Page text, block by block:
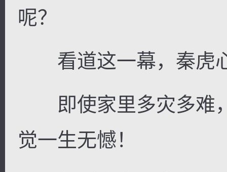
呢？
看道这一幕，秦虎
即使家里多灾多难
觉一生无憾！